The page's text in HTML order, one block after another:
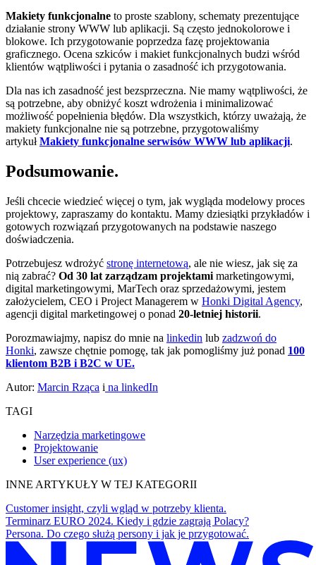
Makiety funkcjonalne to proste szablony, schematy prezentujące
działanie strony WWW lub aplikacji. Są często jednokolorowe i
blokowe. Ich przygotowanie poprzedza fazę projektowania
graficznego. Ocena szkiców i makiet funkcjonalnych budzi wśród
klientów wątpliwości i pytania o zasadność ich przygotowania.
Dla nas ich zasadność jest bezsprzeczna. Nie mamy wątpliwości, że
są potrzebne, aby obniżyć koszt wdrożenia i minimalizować
możliwość popełnienia błędów. Dla wszystkich, którzy uważają, że
makiety funkcjonalne nie są potrzebne, przygotowaliśmy
artykułMakiety funkcjonalne serwisów WWW lub aplikacji.
Podsumowanie.
Jeśli chcecie wiedzieć więcej o tym, jak wygląda modelowy proces
projektowy, zapraszamy do kontaktu. Mamy dziesiątki przykładów i
gotowych rozwiązań przygotowanych na podstawie naszego
doświadczenia.
Potrzebujesz wdrożyć stronę internetową, ale nie wiesz, jak się za
nią zabrać? Od 30 lat zarządzam projektami marketingowymi,
digital marketingowymi, MarTech oraz sprzedażowymi, jestem
założycielem, CEO i Project Managerem w Honki Digital Agency,
agencji digital marketingowej o ponad 20-letniej historii.
Porozmawiajmy, napisz do mnie na linkedin lub zadzwoń do
Honki, zawsze chętnie pomogę, tak jak pomogliśmy już ponad 100
klientom B2B i B2C w UE.
Autor: Marcin Rząca i na linkedIn
TAGI
Narzędzia marketingowe
Projektowanie
User experience (ux)
INNE ARTYKUŁY W TEJ KATEGORII
Customer insight, czyli wgląd w potrzeby klienta.
Terminarz EURO 2024. Kiedy i gdzie zagrają Polacy?
Persona. Do czego służą persony i jak je przygotować.